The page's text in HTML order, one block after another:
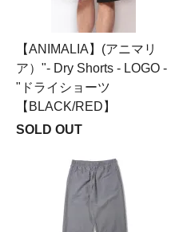
【ANIMALIA】(アニマリ
ア）"- Dry Shorts - LOGO -
"ドライショーツ
【BLACK/RED】
SOLD OUT